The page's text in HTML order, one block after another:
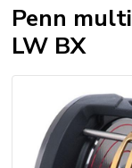
Penn
LW BX